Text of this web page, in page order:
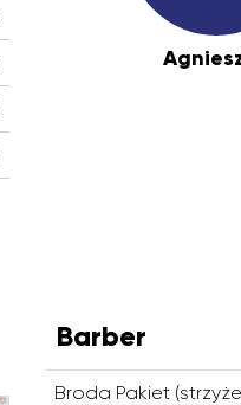
Barber
Broda Pakiet